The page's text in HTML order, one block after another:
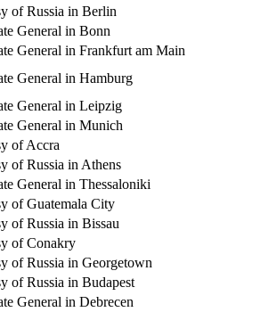
of Russia in Berlin
General in Bonn
General in Frankfurt am Main
General in Hamburg
General in Leipzig
General in Munich
of Accra
of Russia in Athens
General in Thessaloniki
of Guatemala City
of Russia in Bissau
of Conakry
of Russia in Georgetown
of Russia in Budapest
General in Debrecen